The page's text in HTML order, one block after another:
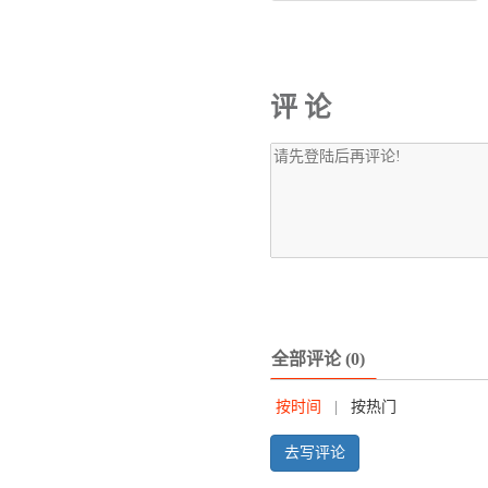
评 论
全部评论 (0)
按时间 按热门
去写评论